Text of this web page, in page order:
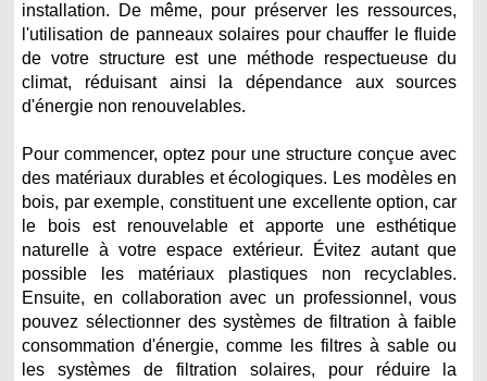
installation. De même, pour préserver les ressources,
l'utilisation de panneaux solaires pour chauffer le fluide
de votre structure est une méthode respectueuse du
climat, réduisant ainsi la dépendance aux sources
d'énergie non renouvelables.
Pour commencer, optez pour une structure conçue avec
des matériaux durables et écologiques. Les modèles en
bois, par exemple, constituent une excellente option, car
le bois est renouvelable et apporte une esthétique
naturelle à votre espace extérieur. Évitez autant que
possible les matériaux plastiques non recyclables.
Ensuite, en collaboration avec un professionnel, vous
pouvez sélectionner des systèmes de filtration à faible
consommation d'énergie, comme les filtres à sable ou
les systèmes de filtration solaires, pour réduire la